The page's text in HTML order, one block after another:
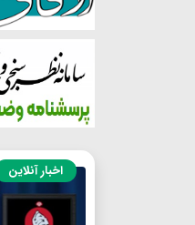
اخبار آنلاین